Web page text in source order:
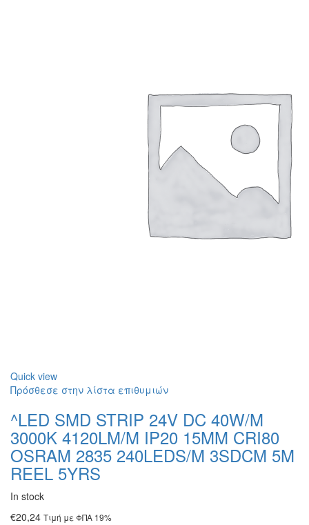
Quick view
Πρόσθεσε στην λίστα επιθυμιών
^LED SMD STRIP 24V DC 40W/M
3000K 4120LM/M IP20 15MM CRI80
OSRAM 2835 240LEDS/M 3SDCM 5M
REEL 5YRS
In stock
€20,24 Τιμή με ΦΠΑ 19%